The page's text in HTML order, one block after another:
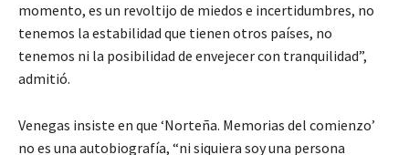
momento, es un revoltijo de miedos e incertidumbres, no
tenemos la estabilidad que tienen otros países, no
tenemos ni la posibilidad de envejecer con tranquilidad”,
admitió.
Venegas insiste en que ‘Norteña. Memorias del comienzo’
no es una autobiografía, “ni siquiera soy una persona